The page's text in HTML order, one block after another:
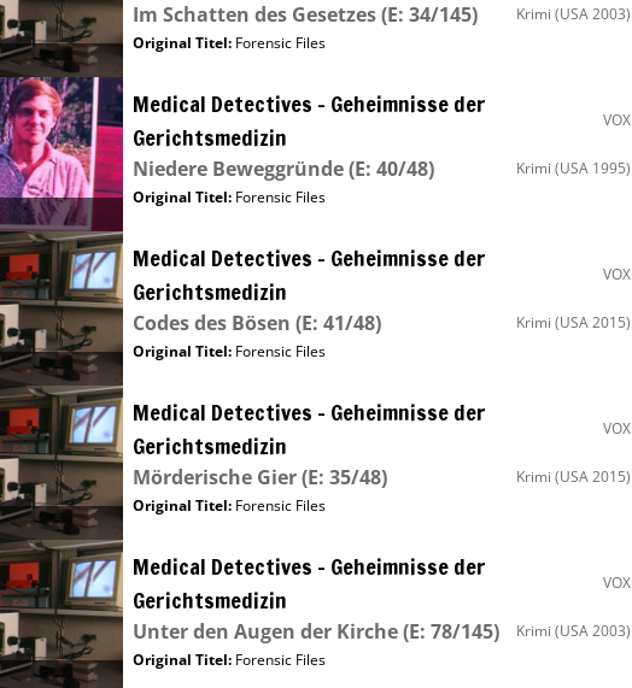
Im Schatten des Gesetzes(E: 34/145) Krimi (USA 2003)
Original Titel: Forensic Files
Medical Detectives – Geheimnisse der
Gerichtsmedizin
VOX
Niedere Beweggründe(E: 40/48) Krimi (USA 1995)
Original Titel: Forensic Files
Medical Detectives – Geheimnisse der
Gerichtsmedizin
VOX
Codes des Bösen (E: 41/48) Krimi (USA 2015)
Original Titel: Forensic Files
Medical Detectives – Geheimnisse der
Gerichtsmedizin
VOX
Mörderische Gier(E: 35/48) Krimi (USA 2015)
Original Titel: Forensic Files
Medical Detectives – Geheimnisse der
Gerichtsmedizin
VOX
Unter den Augen der Kirche(E: 78/145) Krimi (USA 2003)
Original Titel: Forensic Files